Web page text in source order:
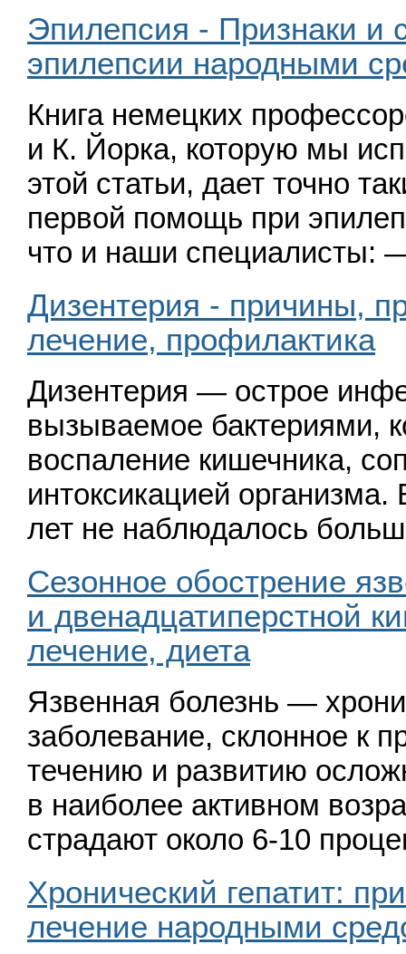
Эпилепсия - Признаки и
эпилепсии народными
Книга немецких
и К. Йорка, которую мы
этой статьи, дает точно
первой помощь при
что и наши специалисты:
Дизентерия - причины,
лечение, профилактика
Дизентерия — острое
вызываемое бактериями,
воспаление кишечника,
интоксикацией
лет не наблюдалось
Сезонное обострение
и двенадцатиперстной
лечение, диета
Язвенная болезнь —
заболевание, склонное к
течению и развитию
в наиболее активном
страдают около 6-10
Хронический гепатит:
лечение народными